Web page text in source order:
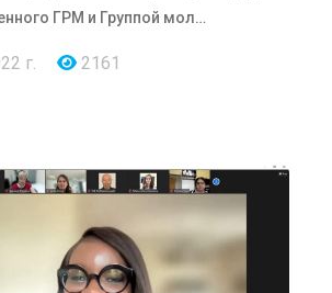
ГРМ и Группой мол…
г. 2161